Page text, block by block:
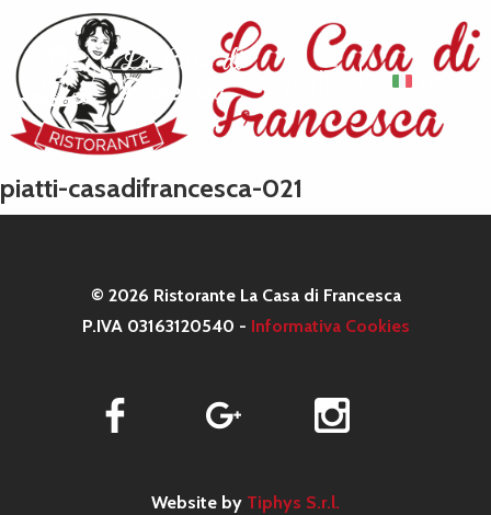
piatti-casadifrancesca-021
© 2026 Ristorante La Casa di Francesca
P.IVA 03163120540 - Informativa Cookies
Website by Tiphys S.r.l.